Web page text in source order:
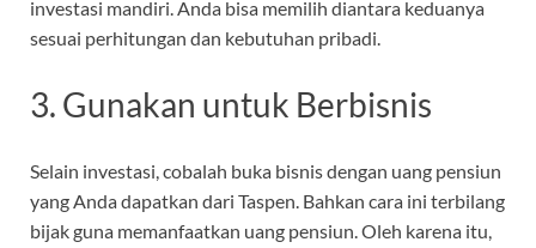
investasi mandiri. Anda bisa memilih diantara keduanya
sesuai perhitungan dan kebutuhan pribadi.
3. Gunakan untuk Berbisnis
Selain investasi, cobalah buka bisnis dengan uang pensiun
yang Anda dapatkan dari Taspen. Bahkan cara ini terbilang
bijak guna memanfaatkan uang pensiun. Oleh karena itu,